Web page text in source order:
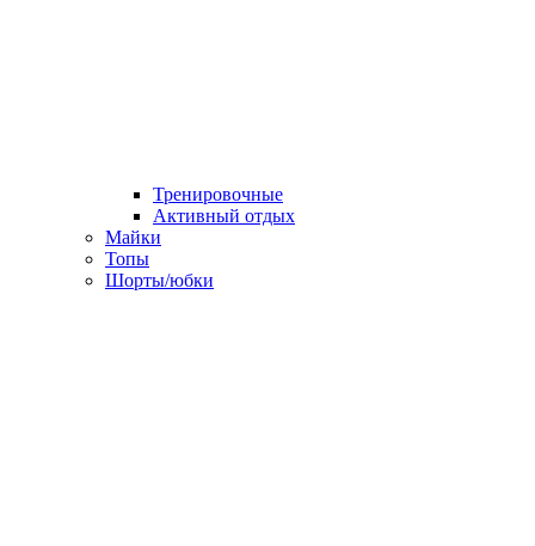
Тренировочные
Активный отдых
Майки
Топы
Шорты/юбки